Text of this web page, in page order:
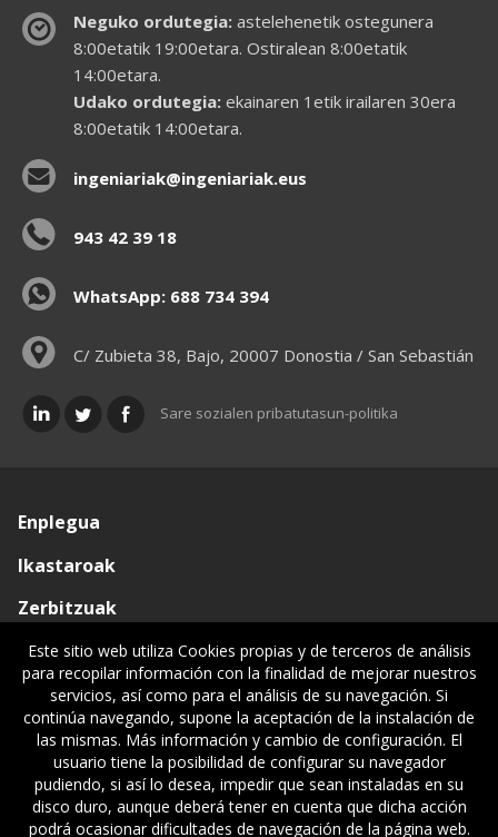
Neguko ordutegia:astelehenetik ostegunera
8:00etatik 19:00etara. Ostiralean 8:00etatik
14:00etara.
Udako ordutegia:ekainaren 1etik irailaren 30era
8:00etatik 14:00etara.
ingeniariak@ingeniariak.eus
943 42 39 18
WhatsApp: 688 734 394
C/ Zubieta 38, Bajo, 20007 Donostia / San Sebastián
Sare sozialen pribatutasun-politika
Enplegua
Ikastaroak
Zerbitzuak
Elkargoa
Oniritziak
Lehiatila Bakarra
Lege informazioa
Este sitio web utiliza Cookies propias y de terceros de análisis
para recopilar información con la finalidad de mejorar nuestros
servicios, así como para el análisis de su navegación. Si
continúa navegando, supone la aceptación de la instalación de
las mismas. Más información y cambio de configuración. El
usuario tiene la posibilidad de configurar su navegador
pudiendo, si así lo desea, impedir que sean instaladas en su
disco duro, aunque deberá tener en cuenta que dicha acción
podrá ocasionar dificultades de navegación de la página web.